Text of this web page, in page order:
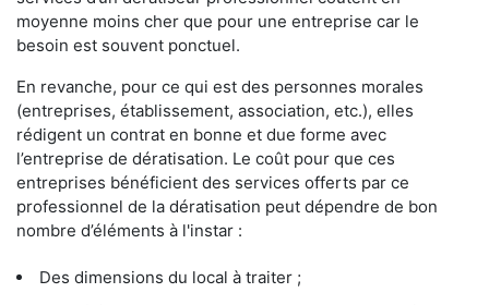
moyenne moins cher que pour une entreprise car le
besoin est souvent ponctuel.
En revanche, pour ce qui est des personnes morales
(entreprises, établissement, association, etc.), elles
rédigent un contrat en bonne et due forme avec
l’entreprise de dératisation. Le coût pour que ces
entreprises bénéficient des services offerts par ce
professionnel de la dératisation peut dépendre de bon
nombre d’éléments à l'instar :
Des dimensions du local à traiter ;